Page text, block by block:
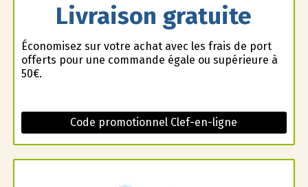
Livraison gratuite
Économisez sur votre achat avec les frais de port
offerts pour une commande égale ou supérieure à
50€.
Code promotionnel Clef-en-ligne